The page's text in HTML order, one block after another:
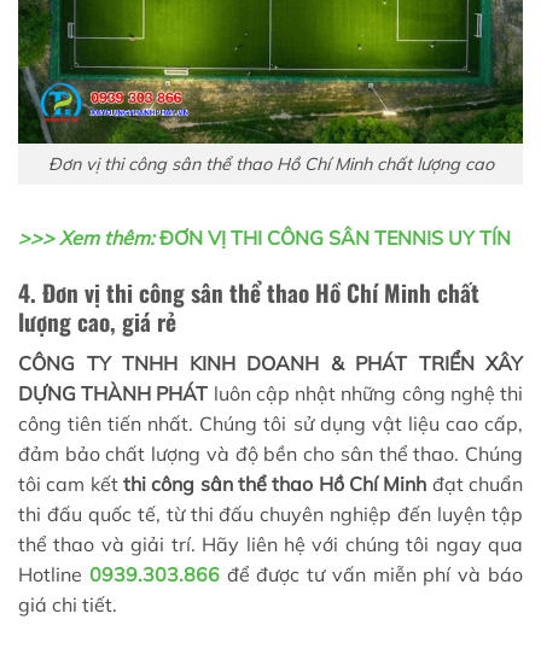
Đơn vị thi công sân thể thao Hồ Chí Minh chất lượng cao
>>> Xem thêm: ĐƠN VỊ THI CÔNG SÂN TENNIS UY TÍN
4. Đơn vị thi công sân thể thao Hồ Chí Minh chất
lượng cao, giá rẻ
CÔNG TY TNHH KINH DOANH & PHÁT TRIỂN XÂY
DỰNG THÀNH PHÁT luôn cập nhật những công nghệ thi
công tiên tiến nhất. Chúng tôi sử dụng vật liệu cao cấp,
đảm bảo chất lượng và độ bền cho sân thể thao. Chúng
tôi cam kết thi công sân thể thao Hồ Chí Minh đạt chuẩn
thi đấu quốc tế, từ thi đấu chuyên nghiệp đến luyện tập
thể thao và giải trí. Hãy liên hệ với chúng tôi ngay qua
Hotline 0939.303.866để được tư vấn miễn phí và báo
giá chi tiết.